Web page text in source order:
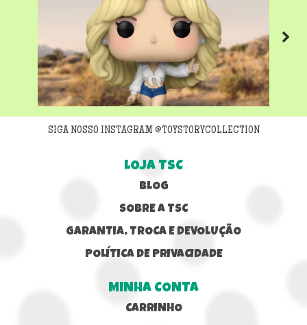
Next
SIGA NOSSO INSTAGRAM @TOYSTORYCOLLECTION
LOJA TSC
BLOG
SOBRE A TSC
GARANTIA, TROCA E DEVOLUÇÃO
POLÍTICA DE PRIVACIDADE
MINHA CONTA
CARRINHO